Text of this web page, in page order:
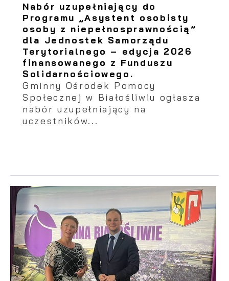
Nabór uzupełniający do
Programu „Asystent osobisty
osoby z niepełnosprawnością”
dla Jednostek Samorządu
Terytorialnego – edycja 2026
finansowanego z Funduszu
Solidarnościowego.
Gminny Ośrodek Pomocy
Społecznej w Białośliwiu ogłasza
nabór uzupełniający na
uczestników...